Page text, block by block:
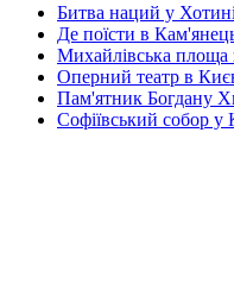
Битва наций у
Де поїсти в
Михайлівська площа
Оперний театр в
Пам'ятник Богдану
Софіївський собор